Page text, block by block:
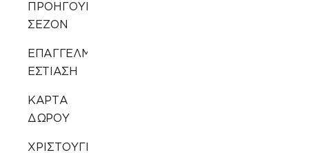
ΠΡΟΗΓΟΥΜΕΝΩΝ
ΣΕΖΟΝ
ΕΠΑΓΓΕΛΜΑΤΙΚΗ
ΕΣΤΙΑΣΗ
ΚΑΡΤΑ
ΔΩΡΟΥ
ΧΡΙΣΤΟΥΓΕΝΝΙΑΤΙΚΑ